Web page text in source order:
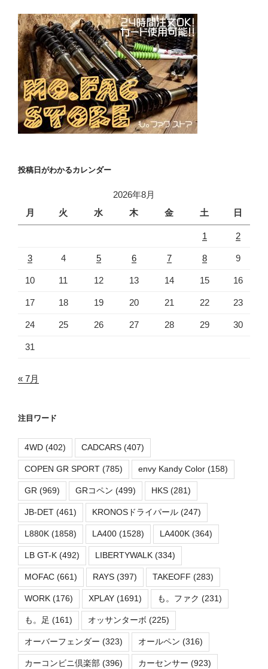
投稿日がわかるカレンダー
2026年8月
月
火 水 木 金 土 日
1 2
3 4 5 6 7 8 9
10 11 12 13 14 15 16
17 18 19 20 21 22 23
24 25 26 27 28 29 30
31
« 7月
注目ワード
4WD (402) CADCARS (407)
COPEN GR SPORT (785) envy Kandy Color (158)
GR (969) GRコペン (499) HKS (281)
JB-DET (461) KRONOSドライパール (247)
L880K (1858) LA400 (1528) LA400K (364)
LB GT-K (492) LIBERTYWALK (334)
MOFAC (661) RAYS (397) TAKEOFF (283)
WORK (176) XPLAY (1691) も。ファク (231)
も。足 (161) オッサンターボ (225)
オーバーフェンダー (323) オールペン (316)
カーコンビニ倶楽部 (396) カーセンサー (923)